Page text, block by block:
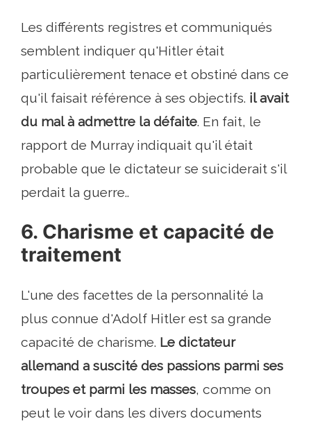
Les différents registres et communiqués
semblent indiquer qu'Hitler était
particulièrement tenace et obstiné dans ce
qu'il faisait référence à ses objectifs. il avait
du mal à admettre la défaite. En fait, le
rapport de Murray indiquait qu'il était
probable que le dictateur se suiciderait s'il
perdait la guerre..
6. Charisme et capacité de
traitement
L'une des facettes de la personnalité la
plus connue d'Adolf Hitler est sa grande
capacité de charisme. Le dictateur
allemand a suscité des passions parmi ses
troupes et parmi les masses, comme on
peut le voir dans les divers documents